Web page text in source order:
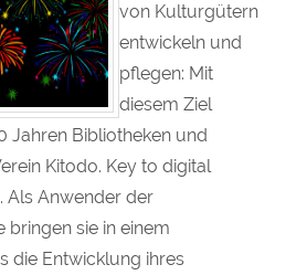
von Kulturgütern
entwickeln und
pflegen: Mit
diesem Ziel
Jahren Bibliotheken und
Kitodo. Key to digital
Als Anwender der
sie in einem
die Entwicklung ihres